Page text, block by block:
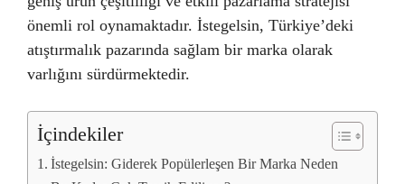
önemli rol oynamaktadır. İstegelsin, Türkiye’deki
atıştırmalık pazarında sağlam bir marka olarak
varlığını sürdürmektedir.
İçindekiler
İstegelsin: Giderek Popülerleşen Bir Marka Neden